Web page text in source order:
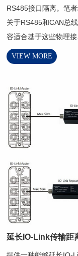
RS485接口隔离。笔
关于RS485和CAN总
容适合基于这些物理接
VIEW MORE
延长IO-Link传输距